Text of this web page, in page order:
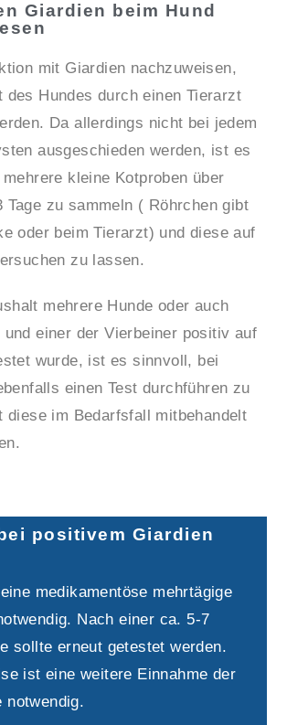
Giardien beim Hund
mit Giardien nachzuweisen,
des Hundes durch einen Tierarzt
Da allerdings nicht bei jedem
ausgeschieden werden, ist es
kleine Kotproben über
Tage zu sammeln ( Röhrchen gibt
oder beim Tierarzt) und diese auf
zu lassen.
mehrere Hunde oder auch
und einer der Vierbeiner positiv auf
wurde, ist es sinnvoll, bei
einen Test durchführen zu
diese im Bedarfsfall mitbehandelt
positivem Giardien
medikamentöse mehrtägige
Nach einer ca. 5-7
sollte erneut getestet werden.
ist eine weitere Einnahme der
notwendig.